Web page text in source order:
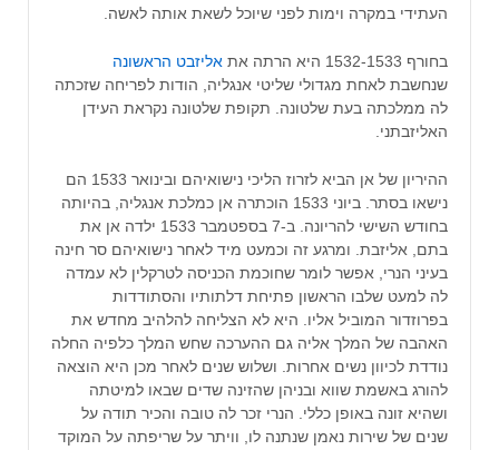
העתידי במקרה וימות לפני שיוכל לשאת אותה לאשה.
בחורף 1532-1533 היא הרתה את
אליזבט הראשונה
שנחשבת לאחת מגדולי שליטי אנגליה, הודות לפריחה שזכתה
לה ממלכתה בעת שלטונה‏. תקופת שלטונה נקראת העידן
האליזבתני.
ההיריון של אן הביא לזרוז הליכי נישואיהם ובינואר 1533 הם
נישאו בסתר. ביוני 1533 הוכתרה אן כמלכת אנגליה, בהיותה
בחודש השישי להריונה. ב-7 בספטמבר 1533 ילדה אן את
בתם, אליזבת. ומרגע זה וכמעט מיד לאחר נישואיהם סר חינה
בעיני הנרי, אפשר לומר שחוכמת הכניסה לטרקלין לא עמדה
לה למעט שלבו הראשון פתיחת דלתותיו והסתודדות
בפרוזדור המוביל אליו. היא לא הצליחה להלהיב מחדש את
האהבה של המלך אליה גם ההערכה שחש המלך כלפיה החלה
נודדת לכיוון נשים אחרות. ושלוש שנים לאחר מכן היא הוצאה
להורג באשמת שווא ובניהן שהזינה שדים שבאו למיטתה
ושהיא זונה באופן כללי. הנרי זכר לה טובה והכיר תודה על
שנים של שירות נאמן שנתנה לו, וויתר על שריפתה על המוקד